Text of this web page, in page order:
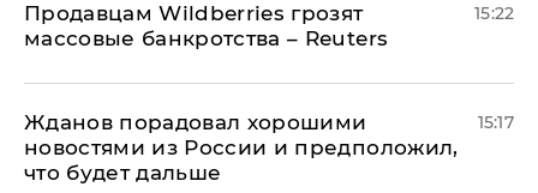
Продавцам Wildberries грозят
массовые банкротства – Reuters
15:22
Жданов порадовал хорошими
новостями из России и предположил,
что будет дальше
15:17